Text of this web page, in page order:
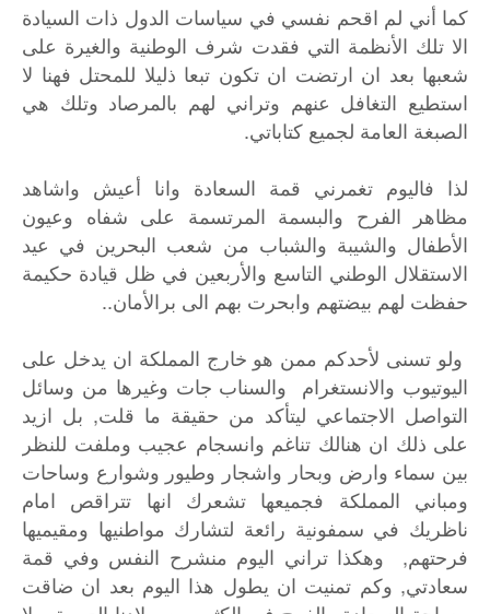
كما أني لم اقحم نفسي في سياسات الدول ذات السيادة
الا تلك الأنظمة التي فقدت شرف الوطنية والغيرة على
شعبها بعد ان ارتضت ان تكون تبعا ذليلا للمحتل فهنا لا
استطيع التغافل عنهم وتراني لهم بالمرصاد وتلك هي
الصبغة العامة لجميع كتاباتي.
لذا فاليوم تغمرني قمة السعادة وانا أعيش واشاهد
مظاهر الفرح والبسمة المرتسمة على شفاه وعيون
الأطفال والشيبة والشباب من شعب البحرين في عيد
الاستقلال الوطني التاسع والأربعين في ظل قيادة حكيمة
حفظت لهم بيضتهم وابحرت بهم الى برالأمان..
ولو تسنى لأحدكم ممن هو خارج المملكة ان يدخل على
اليوتيوب والانستغرام والسناب جات وغيرها من وسائل
التواصل الاجتماعي ليتأكد من حقيقة ما قلت, بل ازيد
على ذلك ان هنالك تناغم وانسجام عجيب وملفت للنظر
بين سماء وارض وبحار واشجار وطيور وشوارع وساحات
ومباني المملكة فجميعها تشعرك انها تتراقص امام
ناظريك في سمفونية رائعة لتشارك مواطنيها ومقيميها
فرحتهم, وهكذا تراني اليوم منشرح النفس وفي قمة
سعادتي, وكم تمنيت ان يطول هذا اليوم بعد ان ضاقت